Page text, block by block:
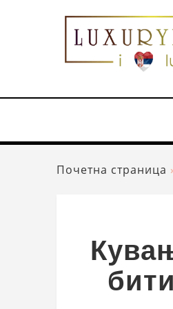
Почетна страница